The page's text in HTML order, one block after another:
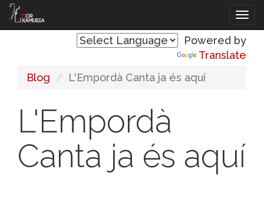
Vés
Powered by
Translate
Blog
L'Empordà Canta ja és aquí
L'Empordà
Canta ja és aquí